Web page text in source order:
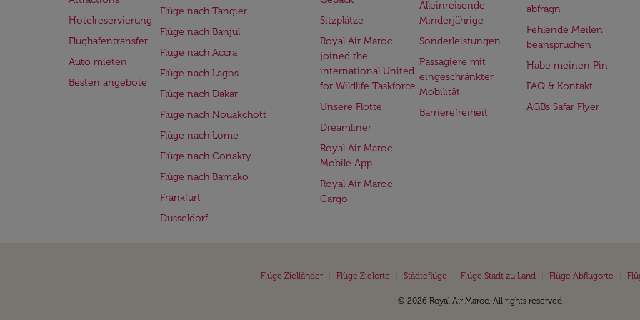
Hotelreservierung
Flughafentransfer
Auto mieten
Besten angebote
Flüge nach Tangier
Flüge nach Banjul
Flüge nach Accra
Flüge nach Lagos
Flüge nach Dakar
Flüge nach Nouakchott
Flüge nach Lome
Flüge nach Conakry
Flüge nach Bamako
Frankfurt
Dusseldorf
Sitzplätze
Royal Air Maroc
joined the
international United
for Wildlife Taskforce
Unsere Flotte
Dreamliner
Royal Air Maroc
Mobile App
Royal Air Maroc
Cargo
Alleinreisende
Minderjährige
Sonderleistungen
Passagiere mit
eingeschränkter
Mobilität
Barrierefreiheit
abfragn
Fehlende Meilen
beanspruchen
Habe meinen Pin
FAQ & Kontakt
AGBs Safar Flyer
Flüge Zielländer Flüge Zielorte Städteflüge Flüge Stadt zu Land Flüge Abflugorte
© 2026 Royal Air Maroc. All rights reserved